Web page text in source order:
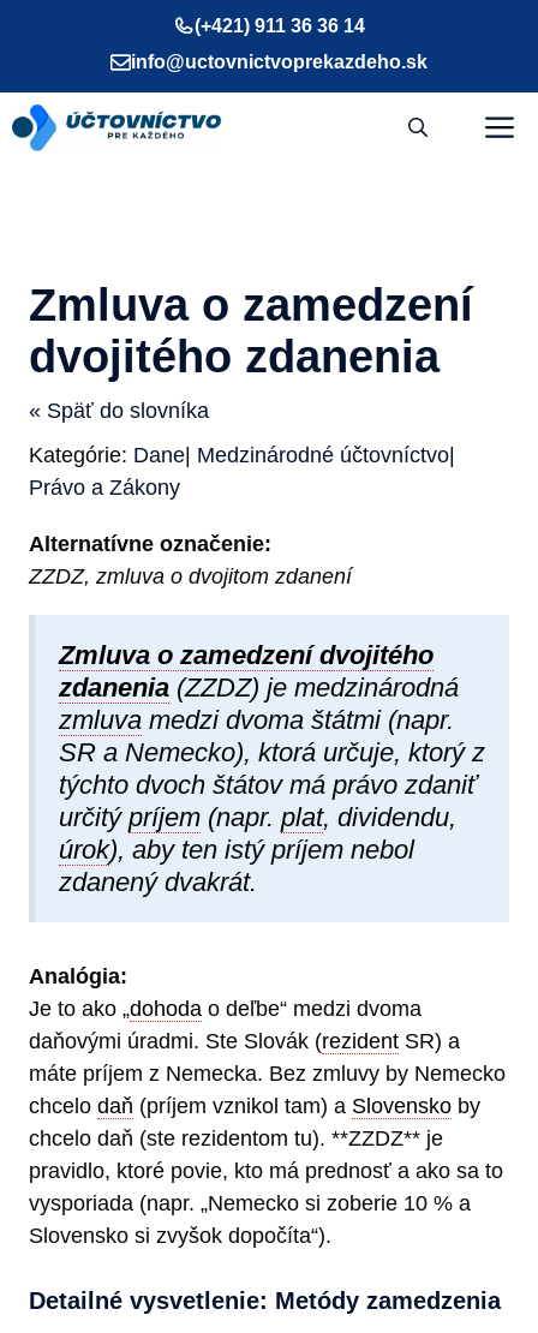
(+421) 911 36 36 14
info@uctovnictvoprekazdeho.sk
Zmluva o zamedzení
dvojitého zdanenia
« Späť do slovníka
Kategórie: Dane| Medzinárodné účtovníctvo|
Právo a Zákony
Alternatívne označenie:
ZZDZ, zmluva o dvojitom zdanení
Zmluva o zamedzení dvojitého
zdanenia (ZZDZ) je medzinárodná
zmluva medzi dvoma štátmi (napr.
SR a Nemecko), ktorá určuje, ktorý z
týchto dvoch štátov má právo zdaniť
určitý príjem (napr. plat, dividendu,
úrok), aby ten istý príjem nebol
zdanený dvakrát.
Analógia:
Je to ako „dohoda o deľbe“ medzi dvoma
daňovými úradmi. Ste Slovák (rezident SR) a
máte príjem z Nemecka. Bez zmluvy by Nemecko
chcelo daň (príjem vznikol tam) a Slovensko by
chcelo daň (ste rezidentom tu). **ZZDZ** je
pravidlo, ktoré povie, kto má prednosť a ako sa to
vysporiada (napr. „Nemecko si zoberie 10 % a
Slovensko si zvyšok dopočíta“).
Detailné vysvetlenie: Metódy zamedzenia